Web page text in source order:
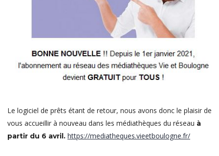
Le logiciel de prêts étant de retour, nous avons donc le plaisir de
vous accueillir à nouveau dans les médiathèques du réseau à
partir du 6 avril. https://mediatheques.vieetboulogne.fr/